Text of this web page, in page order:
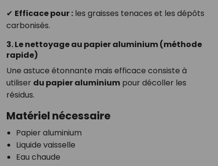
✔ Efficace pour :les graisses tenaces et les dépôts
carbonisés.
3. Le nettoyage au papier aluminium (méthode
rapide)
Une astuce étonnante mais efficace consiste à
utiliser du papier aluminiumpour décoller les
résidus.
Matériel nécessaire
Papier aluminium
Liquide vaisselle
Eau chaude